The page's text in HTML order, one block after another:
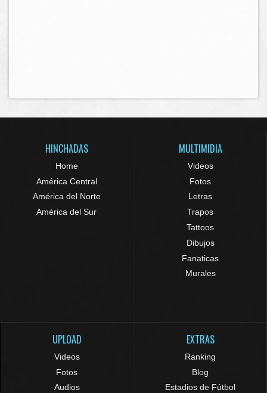
HINCHADAS
Home
América Central
América del Norte
América del Sur
MULTIMIDIA
Videos
Fotos
Letras
Trapos
Tattoos
Dibujos
Fanaticas
Murales
UPLOAD
Videos
Fotos
Audios
EXTRAS
Ranking
Blog
Estadios de Fútbol